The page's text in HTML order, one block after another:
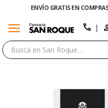
ENVÍO GRATIS EN
menu call
close